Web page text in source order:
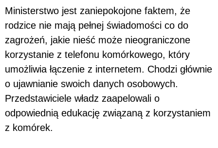
Ministerstwo jest zaniepokojone faktem, że
rodzice nie mają pełnej świadomości co do
zagrożeń, jakie nieść może nieograniczone
korzystanie z telefonu komórkowego, który
umożliwia łączenie z internetem. Chodzi głównie
o ujawnianie swoich danych osobowych.
Przedstawiciele władz zaapelowali o
odpowiednią edukację związaną z korzystaniem
z komórek.